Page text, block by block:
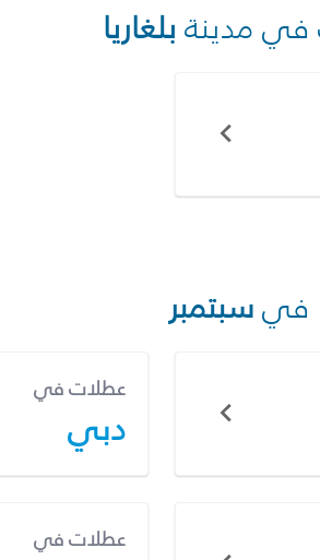
في مدينة بلغاريا
فيسبتمبر
عطلات في
دبي
عطلات في